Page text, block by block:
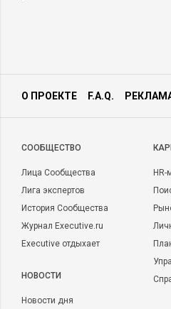
О ПРОЕКТЕ F.A.Q.
CООБЩЕСТВО
Лица Сообщества
Лига экспертов
История Сообщества
Журнал Executive.ru
Executive отдыхает
НОВОСТИ
Новости дня